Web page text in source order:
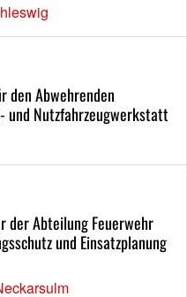
Abwehrenden
und Nutzfahrzeugwerkstatt
Abteilung Feuerwehr
und Einsatzplanung